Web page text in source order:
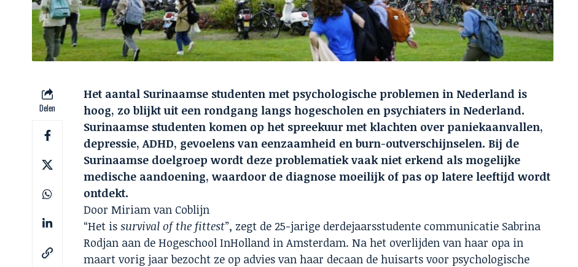
Delen
Het aantal Surinaamse studenten met psychologische problemen in Nederland is
hoog, zo blijkt uit een rondgang langs hogescholen en psychiaters in Nederland.
Surinaamse studenten komen op het spreekuur met klachten over paniekaanvallen,
depressie, ADHD, gevoelens van eenzaamheid en burn-outverschijnselen. Bij de
Surinaamse doelgroep wordt deze problematiek vaak niet erkend als mogelijke
medische aandoening, waardoor de diagnose moeilijk of pas op latere leeftijd wordt
ontdekt.
Door Miriam van Coblijn
“Het issurvival of the fittest”, zegt de 25-jarige derdejaarsstudente communicatie Sabrina
Rodjan aan de Hogeschool InHolland in Amsterdam. Na het overlijden van haar opa in
maart vorig jaar bezocht ze op advies van haar decaan de huisarts voor psychologische